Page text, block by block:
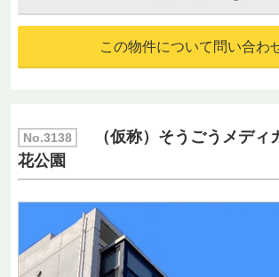
この物件について問い合わ
No.3138
（仮称）そうごうメディ
花公園